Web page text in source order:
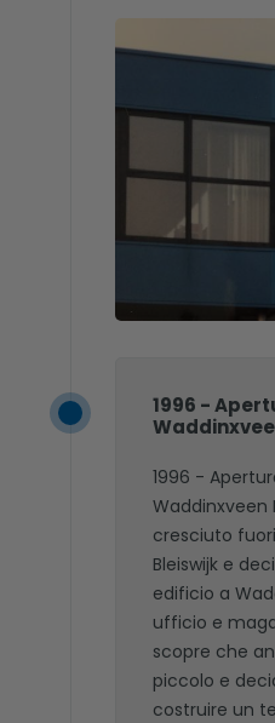
1996 -
1996 -
Waddinxveen
cresciuto
Bleiswijk e
edificio a
ufficio e
scopre che
piccolo e
costruire un